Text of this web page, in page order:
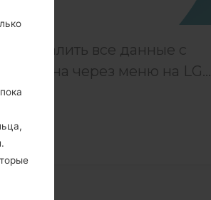
Как удалить все данные с
телефона через меню на LG...